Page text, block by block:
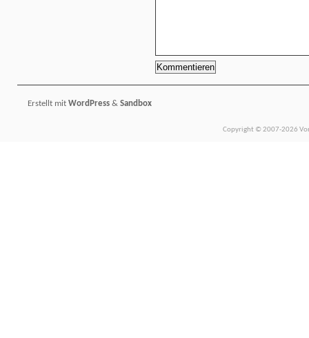
Erstellt mit WordPress & Sandbox
Copyright © 2007-2026